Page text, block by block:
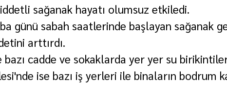
sağanak hayatı olumsuz etkiledi.
günü sabah saatlerinde başlayan sağanak
arttırdı.
bazı cadde ve sokaklarda yer yer su
ise bazı iş yerleri ile binaların bodrum